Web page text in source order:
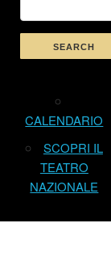
CALENDARIO
SCOPRI IL
TEATRO
NAZIONALE